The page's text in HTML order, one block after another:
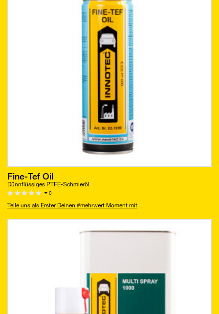
Fine-Tef Oil
Dünnflüssiges PTFE-Schmieröl
0
Teile uns als Erster Deinen #mehrwert Moment mit